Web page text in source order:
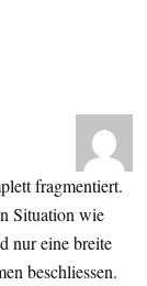
fragmentiert.
Situation wie
nur eine breite
beschliessen.